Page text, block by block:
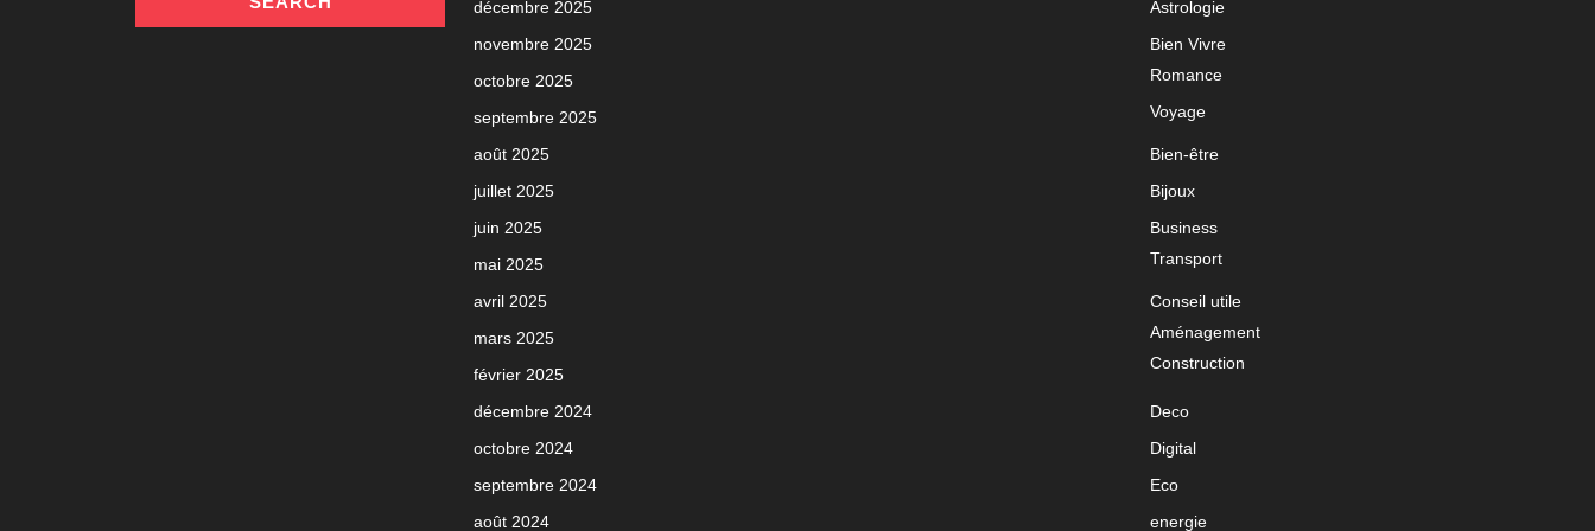
décembre 2025
novembre 2025
octobre 2025
septembre 2025
août 2025
juillet 2025
juin 2025
mai 2025
avril 2025
mars 2025
février 2025
décembre 2024
octobre 2024
septembre 2024
août 2024
Astrologie
Bien Vivre
Romance
Voyage
Bien-être
Bijoux
Business
Transport
Conseil utile
Aménagement
Construction
Deco
Digital
Eco
energie